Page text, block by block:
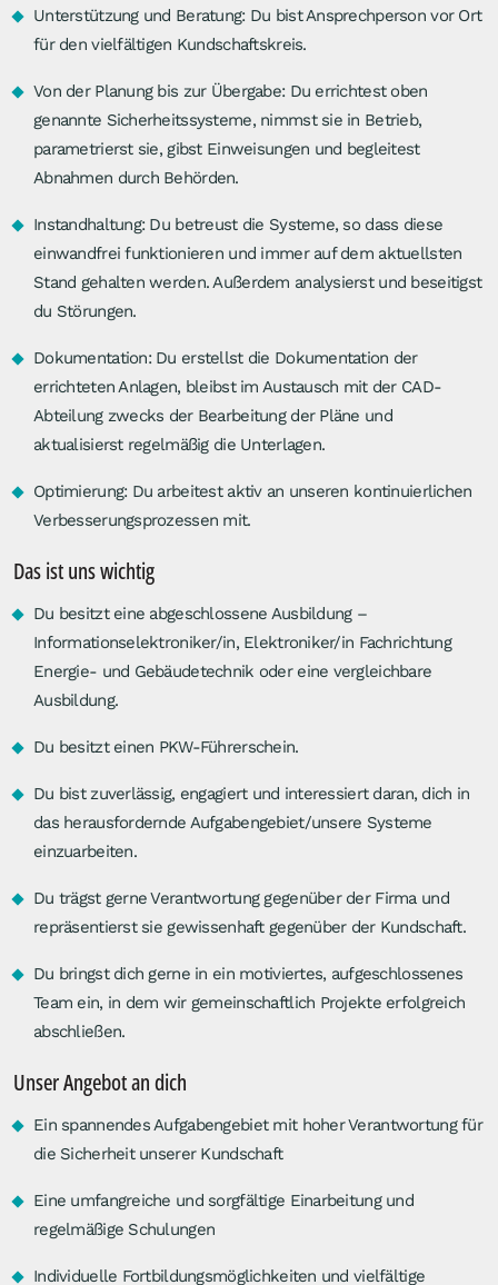
Unterstützung und Beratung: Du bist Ansprechperson vor Ort
für den vielfältigen Kundschaftskreis.
Von der Planung bis zur Übergabe: Du errichtest oben
genannte Sicherheitssysteme, nimmst sie in Betrieb,
parametrierst sie, gibst Einweisungen und begleitest
Abnahmen durch Behörden.
Instandhaltung: Du betreust die Systeme, so dass diese
einwandfrei funktionieren und immer auf dem aktuellsten
Stand gehalten werden. Außerdem analysierst und beseitigst
du Störungen.
Dokumentation: Du erstellst die Dokumentation der
errichteten Anlagen, bleibst im Austausch mit der CAD-
Abteilung zwecks der Bearbeitung der Pläne und
aktualisierst regelmäßig die Unterlagen.
Optimierung: Du arbeitest aktiv an unseren kontinuierlichen
Verbesserungsprozessen mit.
Das ist uns wichtig
Du besitzt eine abgeschlossene Ausbildung –
Informationselektroniker/in, Elektroniker/in Fachrichtung
Energie- und Gebäudetechnik oder eine vergleichbare
Ausbildung.
Du besitzt einen PKW-Führerschein.
Du bist zuverlässig, engagiert und interessiert daran, dich in
das herausfordernde Aufgabengebiet/unsere Systeme
einzuarbeiten.
Du trägst gerne Verantwortung gegenüber der Firma und
repräsentierst sie gewissenhaft gegenüber der Kundschaft.
Du bringst dich gerne in ein motiviertes, aufgeschlossenes
Team ein, in dem wir gemeinschaftlich Projekte erfolgreich
abschließen.
Unser Angebot an dich
Ein spannendes Aufgabengebiet mit hoher Verantwortung für
die Sicherheit unserer Kundschaft
Eine umfangreiche und sorgfältige Einarbeitung und
regelmäßige Schulungen
Individuelle Fortbildungsmöglichkeiten und vielfältige